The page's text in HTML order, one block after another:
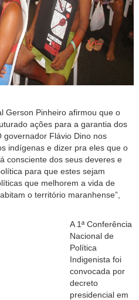
Gerson Pinheiro afirmou que o
ações para a garantia dos
governador Flávio Dino nos
indígenas e dizer pra eles que o
consciente dos seus deveres e
para que estes sejam
que melhorem a vida de
o território maranhense”,
A 1ª Conferência
Nacional de
Política
Indigenista foi
convocada por
decreto
presidencial em